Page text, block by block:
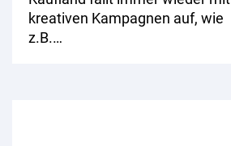
kreativen Kampagnen auf, wie
z.B.…